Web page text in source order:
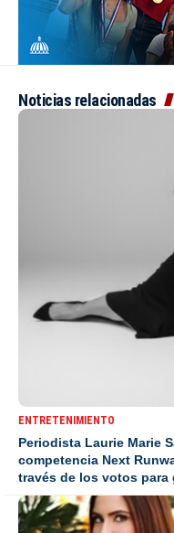
Noticias relacionadas
ENTRETENIMIENTO
Periodista Laurie Marie
competencia Next
través de los votos para